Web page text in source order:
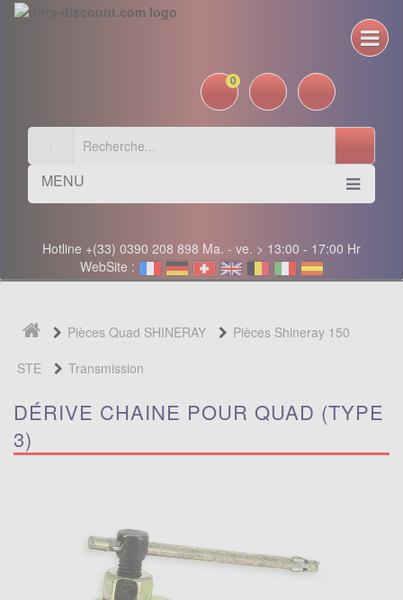
0
MENU
Hotline +(33) 0390 208 898 Ma. - ve. > 13:00 - 17:00 Hr
WebSite :
Pièces Quad SHINERAY
Pièces Shineray 150
STE
Transmission
DÉRIVE CHAINE POUR QUAD (TYPE
3)